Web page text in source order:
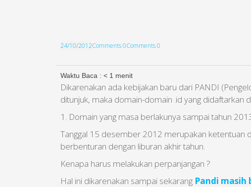
24/10/2012Comments 0Comments 0
Waktu Baca : < 1 menit
Dikarenakan ada kebijakan baru dari PANDI
ditunjuk, maka domain-domain .id yang didaftarkan
1. Domain yang masa berlakunya sampai tahun
Tanggal 15 desember 2012 merupakan ketentuan
berbenturan dengan liburan akhir tahun.
Kenapa harus melakukan perpanjangan ?
Hal ini dikarenakan sampai sekarang Pandi masih